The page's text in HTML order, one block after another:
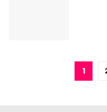
1